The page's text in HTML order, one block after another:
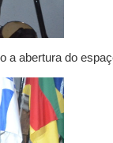
a abertura do